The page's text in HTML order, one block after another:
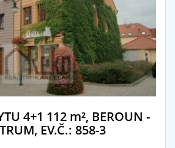
4+1 112 m², BEROUN -
EV.Č.: 858-3